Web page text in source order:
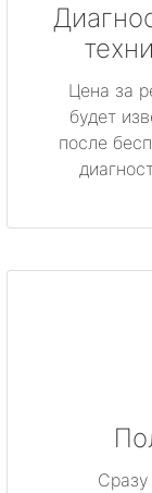
Цена за
будет
после